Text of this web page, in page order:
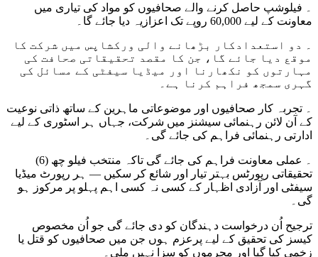
۔ فیلوشپ حاصل کرنے والے صحافیوں کو مواد کی تیاری میں
معاونت کے لیے 60,000 روپے تک اعزازیہ دیا جائے گا۔
۔ دو استعدادکار بڑھانے والی ورکشاپس میں شرکت کا
موقع دیا جائے گا، جن کا مقصد تحقیقاتی صحافت کی
مہارتوں کو نکھارنا اور میڈیا سیفٹی کے مسائل کی
گہری سمجھ فراہم کرنا ہے۔
۔ تجربہ کار صحافیوں اور موضوعاتی ماہرین کے ساتھ ذاتی نوعیت
کے آن لائن رہنمائی سیشنز میں شرکت، جہاں ہر اسٹوری کے لیے
ادارتی رہنمائی فراہم کی جائے گی۔
۔ عملی معاونت فراہم کی جائے گی تاکہ منتخب فیلو چھ (6)
تحقیقاتی رپورٹس بہتر تیار اور شائع کر سکیں — ہر رپورٹ میڈیا
سیفٹی اور آزادی اظہار کے کسی نہ کسی اہم پہلو پر مرکوز ہو
گی۔
ترجیح اُن درخواست دہندگان کو دی جائے گی جو اُن مخصوص
کیسز کی تحقیق کے لیے پرعزم ہوں جن میں صحافیوں کو قتل یا
زخمی کیا گیا اور مجرموں کو سزا نہیں ملی۔